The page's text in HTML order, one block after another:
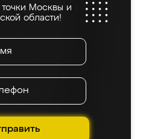
Москвы и
области!